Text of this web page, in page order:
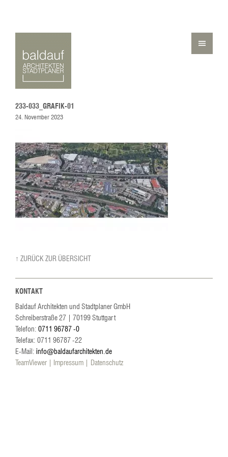
233-033_GRAFIK-01
24. November 2023
↑ ZURÜCK ZUR ÜBERSICHT
KONTAKT
Baldauf Architekten und Stadtplaner GmbH
Schreiberstraße 27| 70199Stuttgart
Telefon: 0711 96787 -0
Telefax: 0711 96787 -22
E-Mail: info@baldaufarchitekten.de
TeamViewer
Impressum Datenschutz